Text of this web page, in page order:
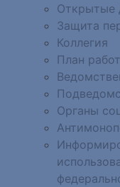
Открытые
Защита
Коллегия
План
Органы